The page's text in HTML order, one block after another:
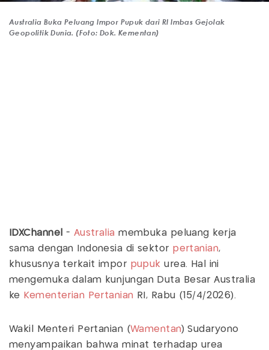
Australia Buka Peluang Impor Pupuk dari RI Imbas Gejolak
Geopolitik Dunia. (Foto: Dok. Kementan)
IDXChannel - Australia membuka peluang kerja
sama dengan Indonesia di sektor pertanian,
khususnya terkait impor pupuk urea. Hal ini
mengemuka dalam kunjungan Duta Besar Australia
ke
Kementerian Pertanian RI, Rabu (15/4/2026).
Wakil Menteri Pertanian (Wamentan) Sudaryono
menyampaikan bahwa minat terhadap urea